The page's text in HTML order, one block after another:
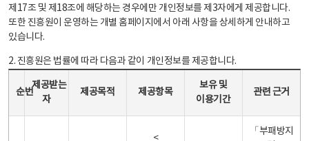
제17조 및 제18조에 해당하는 경우에만 개인정보를 제3자에게 제공합니다.
또한 진흥원이 운영하는 개별 홈페이지에서 아래 사항을 상세하게 안내하고
있습니다.
2. 진흥원은 법률에 따라 다음과 같이 개인정보를 제공합니다.
순번
제공받는
자
제공목적 제공항목
보유 및
이용기간
관련 근거
<
「부패방지